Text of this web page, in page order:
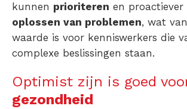
kunnen prioriteren en
oplossen van problemen, wat
waarde is voor kenniswerkers die
complexe beslissingen staan.
Optimist zijn is goed
gezondheid